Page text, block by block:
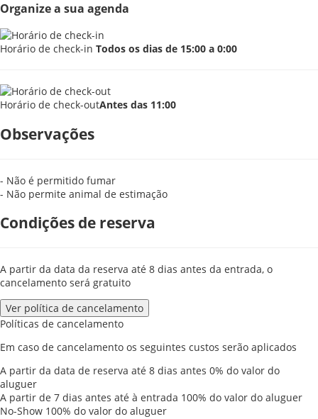
Organize a sua agenda
Horário de check-in Todos os dias de 15:00 a 0:00
Horário de check-outAntes das 11:00
Observações
- Não é permitido fumar
- Não permite animal de estimação
Condições de reserva
A partir da data da reserva até 8 dias antes da entrada, o
cancelamento será gratuito
Ver política de cancelamento
Políticas de cancelamento
Em caso de cancelamento os seguintes custos serão aplicados
A partir da data de reserva até 8 dias antes 0% do valor do
aluguer
A partir de 7 dias antes até à entrada 100% do valor do aluguer
No-Show 100% do valor do aluguer